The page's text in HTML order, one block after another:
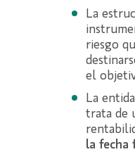
La
riesgo
el
La
trata de
la fecha